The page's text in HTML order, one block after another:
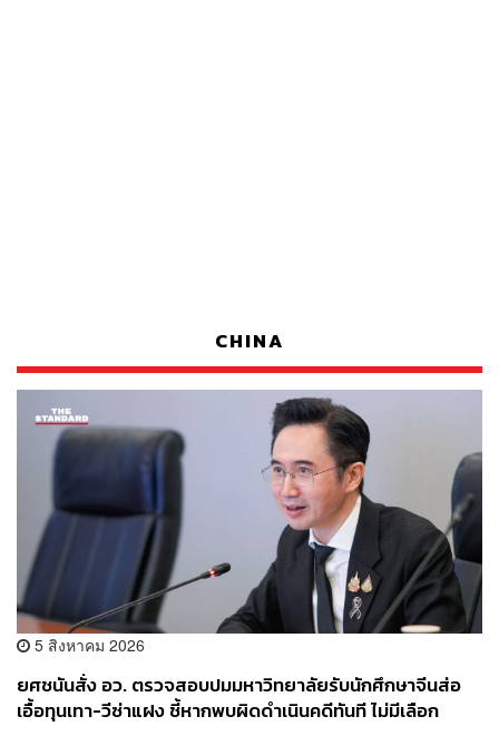
CHINA
5 สิงหาคม 2026
ยศชนันสั่ง อว. ตรวจสอบปมมหาวิทยาลัยรับนักศึกษาจีนส่อ
เอื้อทุนเทา-วีซ่าแฝง ชี้หากพบผิดดำเนินคดีทันที ไม่มีเลือก